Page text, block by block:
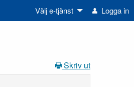
Välj e-tjänst Logga in
Skriv ut